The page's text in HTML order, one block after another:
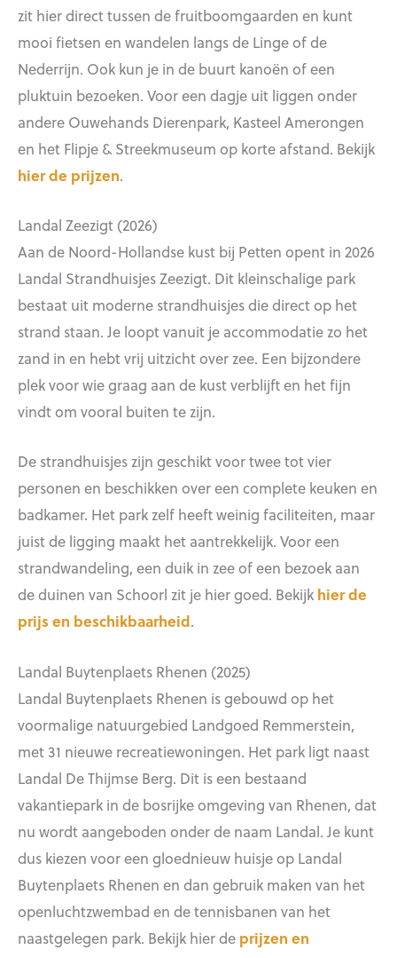
zit hier direct tussen de fruitboomgaarden en kunt
mooi fietsen en wandelen langs de Linge of de
Nederrijn. Ook kun je in de buurt kanoën of een
pluktuin bezoeken. Voor een dagje uit liggen onder
andere Ouwehands Dierenpark, Kasteel Amerongen
en het Flipje & Streekmuseum op korte afstand. Bekijk
hier de prijzen.
Landal Zeezigt (2026)
Aan de Noord-Hollandse kust bij Petten opent in 2026
Landal Strandhuisjes Zeezigt. Dit kleinschalige park
bestaat uit moderne strandhuisjes die direct op het
strand staan. Je loopt vanuit je accommodatie zo het
zand in en hebt vrij uitzicht over zee. Een bijzondere
plek voor wie graag aan de kust verblijft en het fijn
vindt om vooral buiten te zijn.
De strandhuisjes zijn geschikt voor twee tot vier
personen en beschikken over een complete keuken en
badkamer. Het park zelf heeft weinig faciliteiten, maar
juist de ligging maakt het aantrekkelijk. Voor een
strandwandeling, een duik in zee of een bezoek aan
de duinen van Schoorl zit je hier goed. Bekijk hier de
prijs en beschikbaarheid.
Landal Buytenplaets Rhenen (2025)
Landal Buytenplaets Rhenen is gebouwd op het
voormalige natuurgebied Landgoed Remmerstein,
met 31 nieuwe recreatiewoningen. Het park ligt naast
Landal De Thijmse Berg. Dit is een bestaand
vakantiepark in de bosrijke omgeving van Rhenen, dat
nu wordt aangeboden onder de naam Landal. Je kunt
dus kiezen voor een gloednieuw huisje op Landal
Buytenplaets Rhenen en dan gebruik maken van het
openluchtzwembad en de tennisbanen van het
naastgelegen park. Bekijk hier de prijzen en